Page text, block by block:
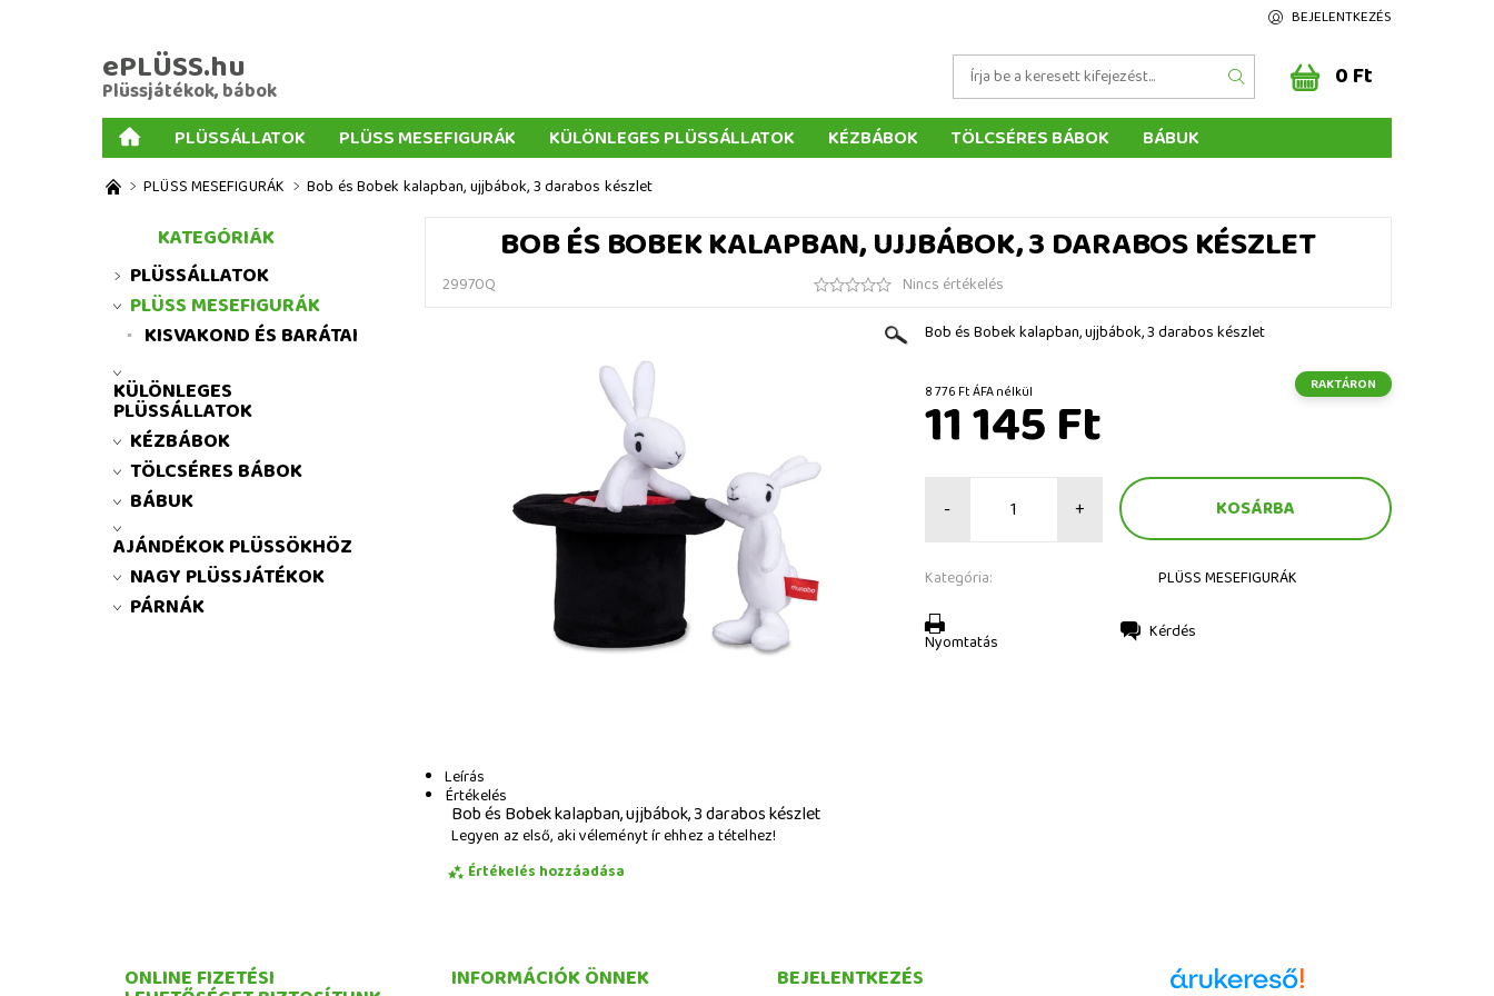
BEJELENTKEZÉS
ePLÜSS.hu
Plüssjátékok, bábok 0 Ft
PLÜSSÁLLATOK PLÜSS MESEFIGURÁK KÜLÖNLEGES PLÜSSÁLLATOK KÉZBÁBOK TÖLCSÉRES BÁBOK
BÁBUK
AJÁNDÉKOK PLÜSSÖKHÖZ
MENNYISÉGI KEDVEZMÉNYEK
ÜZLETI FELTÉTELEK
PLÜSS MESEFIGURÁK Bob és Bobek kalapban, ujjbábok, 3 darabos készlet
BOB ÉS BOBEK KALAPBAN, UJJBÁBOK, 3 DARABOS KÉSZLET
29970Q
Nincs értékelés
Bob és Bobek kalapban, ujjbábok, 3 darabos készlet
8 776 Ft ÁFA nélkül RAKTÁRON
11 145 Ft
- +
Kategória: PLÜSS MESEFIGURÁK
Nyomtatás Kérdés
Leírás
Értékelés
Bob és Bobek kalapban, ujjbábok, 3 darabos készlet
Legyen az első, aki véleményt ír ehhez a tételhez!
Értékelés hozzáadása
KATEGÓRIÁK
PLÜSSÁLLATOK
PLÜSS MESEFIGURÁK
KISVAKOND ÉS BARÁTAI
KÜLÖNLEGES
PLÜSSÁLLATOK
KÉZBÁBOK
TÖLCSÉRES BÁBOK
BÁBUK
AJÁNDÉKOK PLÜSSÖKHÖZ
NAGY PLÜSSJÁTÉKOK
PÁRNÁK
ONLINE FIZETÉSI INFORMÁCIÓK ÖNNEK BEJELENTKEZÉS